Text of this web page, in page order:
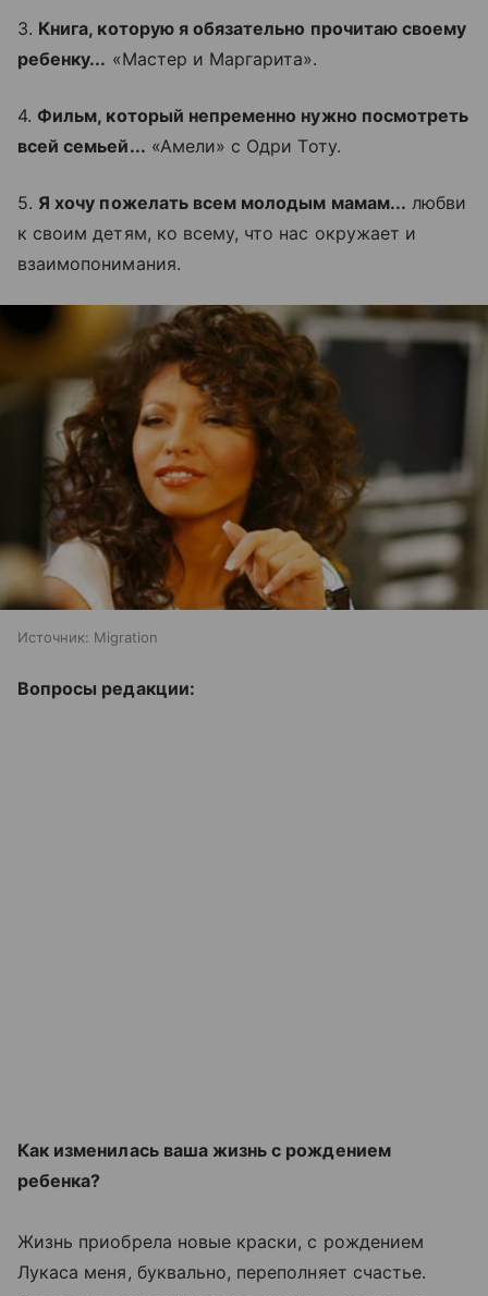
3. Книга, которую я обязательно прочитаю своему
ребенку... «Мастер и Маргарита».
4. Фильм, который непременно нужно посмотреть
всей семьей... «Амели» с Одри Тоту.
5. Я хочу пожелать всем молодым мамам... любви
к своим детям, ко всему, что нас окружает и
взаимопонимания.
Источник: Migration
Вопросы редакции:
Как изменилась ваша жизнь с рождением
ребенка?
Жизнь приобрела новые краски, с рождением
Лукаса меня, буквально, переполняет счастье.